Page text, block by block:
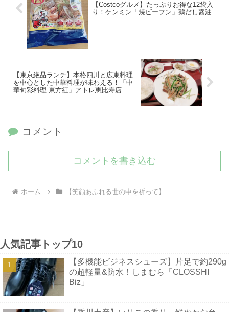
【Costcoグルメ】たっぷりお得な12袋入
り！ケンミン「焼ビーフン」鶏だし醤油
【東京絶品ランチ】本格四川と広東料理
を中心とした中華料理が味わえる！「中
華旬彩料理 東方紅」アトレ恵比寿店
コメント
コメントを書き込む
ホーム 【笑顔あふれる世の中を祈って】
人気記事トップ10
【多機能ビジネスシューズ】片足で約290g
の超軽量&防水！しまむら「CLOSSHI
Biz」